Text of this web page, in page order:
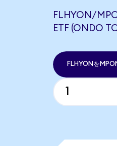
FLHYON/
ETF (ONDO
FLHYONを